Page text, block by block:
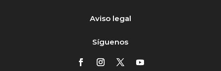
Aviso legal
Síguenos